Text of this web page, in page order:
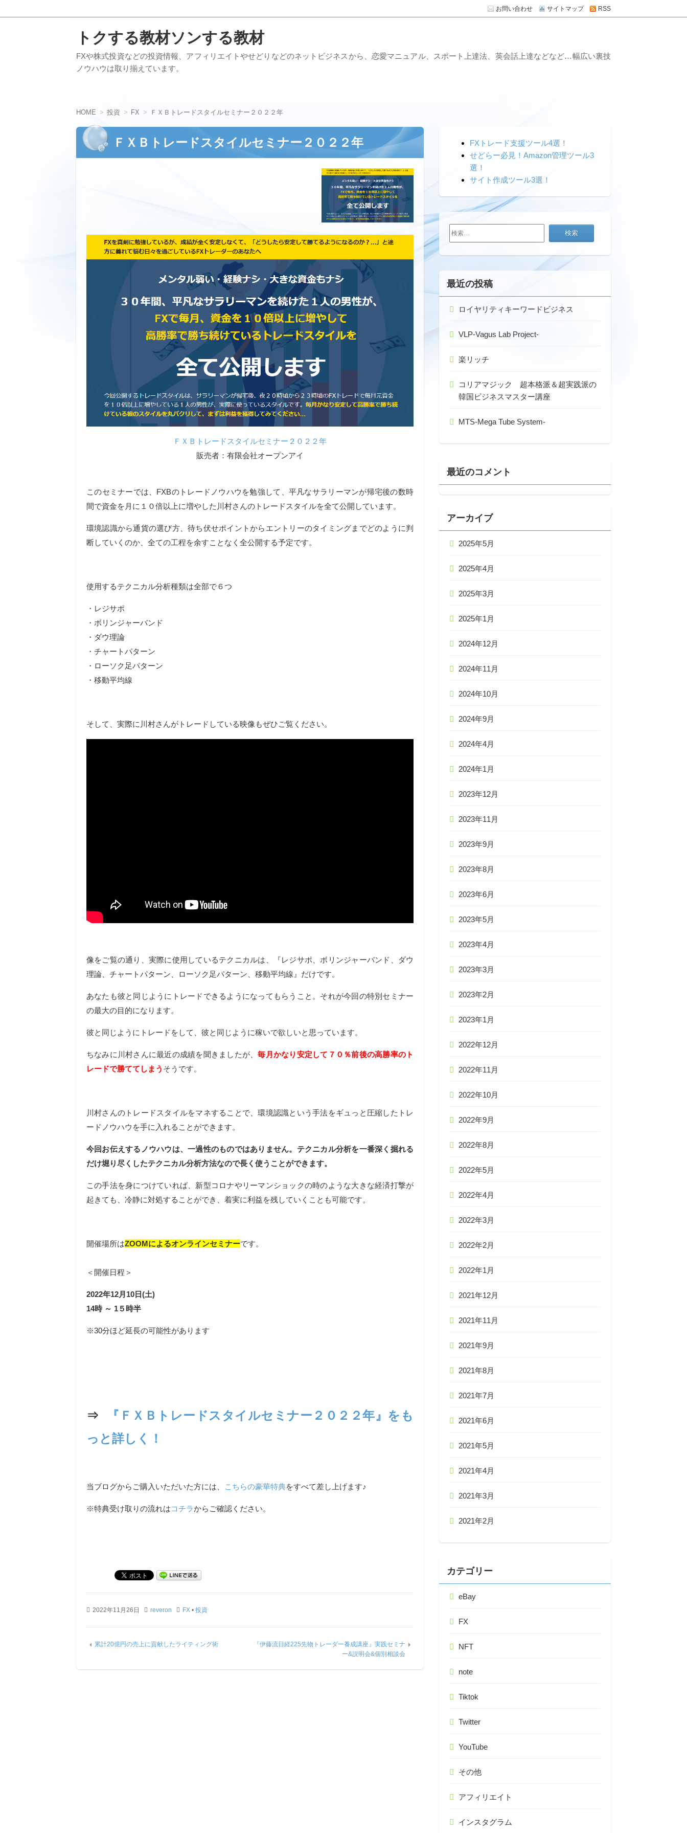
お問い合わせ サイトマップ RSS
トクする教材ソンする教材
FXや株式投資などの投資情報、アフィリエイトやせどりなどのネットビジネスから、恋愛マニュアル、スポート上達法、英会話上達などなど…幅広い裏技
ノウハウは取り揃えています。
HOME 投資 FX ＦＸＢトレードスタイルセミナー２０２２年
ＦＸＢトレードスタイルセミナー２０２２年
ＦＸＢトレードスタイルセミナー２０２２年
販売者：有限会社オープンアイ
このセミナーでは、FXBのトレードノウハウを勉強して、平凡なサラリーマンが帰宅後の数時
間で資金を月に１０倍以上に増やした川村さんのトレードスタイルを全て公開しています。
環境認識から通貨の選び方、待ち伏せポイントからエントリーのタイミングまでどのように判
断していくのか、全ての工程を余すことなく全公開する予定です。
使用するテクニカル分析種類は全部で６つ
・レジサポ
・ボリンジャーバンド
・ダウ理論
・チャートパターン
・ローソク足パターン
・移動平均線
そして、実際に川村さんがトレードしている映像もぜひご覧ください。
像をご覧の通り、実際に使用しているテクニカルは、『レジサポ、ボリンジャーバンド、ダウ
理論、チャートパターン、ローソク足パターン、移動平均線』だけです。
あなたも彼と同じようにトレードできるようになってもらうこと。それが今回の特別セミナー
の最大の目的になります。
彼と同じようにトレードをして、彼と同じように稼いで欲しいと思っています。
ちなみに川村さんに最近の成績を聞きましたが、毎月かなり安定して７０％前後の高勝率のト
レードで勝ててしまう そうです。
川村さんのトレードスタイルをマネすることで、環境認識という手法をギュっと圧縮したトレ
ードノウハウを手に入れることができます。
今回お伝えするノウハウは、一過性のものではありません。テクニカル分析を一番深く掘れる
だけ堀り尽くしたテクニカル分析方法なので長く使うことができます。
この手法を身につけていれば、新型コロナやリーマンショックの時のような大きな経済打撃が
起きても、冷静に対処することができ、着実に利益を残していくことも可能です。
開催場所はZOOMによるオンラインセミナーです。
＜開催日程＞
2022年12月10日(土)
14時 ～ 1５時半
※30分ほど延長の可能性があります
⇒
『ＦＸＢトレードスタイルセミナー２０２２年』をも
っと詳しく！
当ブログからご購入いただいた方には、 こちらの豪華特典をすべて差し上げます♪
※特典受け取りの流れはコチラからご確認ください。
2022年11月26日 reveron FX • 投資
累計20億円の売上に貢献したライティング術
『伊藤流日経225先物トレーダー養成講座』実践セミナ
ー&説明会&個別相談会
FXトレード支援ツール4選！
せどらー必見！Amazon管理ツール3
選！
サイト作成ツール3選！
検
索:
最近の投稿
ロイヤリティキーワードビジネス
VLP-Vagus Lab Project-
楽リッチ
コリアマジック 超本格派＆超実践派の
韓国ビジネスマスター講座
MTS-Mega Tube System-
最近のコメント
アーカイブ
2025年5月
2025年4月
2025年3月
2025年1月
2024年12月
2024年11月
2024年10月
2024年9月
2024年4月
2024年1月
2023年12月
2023年11月
2023年9月
2023年8月
2023年6月
2023年5月
2023年4月
2023年3月
2023年2月
2023年1月
2022年12月
2022年11月
2022年10月
2022年9月
2022年8月
2022年5月
2022年4月
2022年3月
2022年2月
2022年1月
2021年12月
2021年11月
2021年9月
2021年8月
2021年7月
2021年6月
2021年5月
2021年4月
2021年3月
2021年2月
カテゴリー
eBay
FX
NFT
note
Tiktok
Twitter
YouTube
その他
アフィリエイト
インスタグラム